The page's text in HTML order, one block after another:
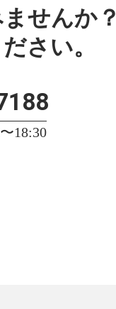
せんか？
さい。
18:30